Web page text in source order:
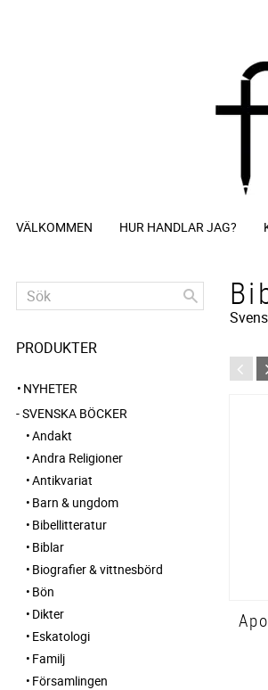
VÄLKOMMEN HUR HANDLAR JAG?
PRODUKTER
NYHETER
SVENSKA BÖCKER
Andakt
Andra Religioner
Antikvariat
Barn & ungdom
Bibellitteratur
Biblar
Biografier & vittnesbörd
Bön
Dikter
Eskatologi
Familj
Församlingen